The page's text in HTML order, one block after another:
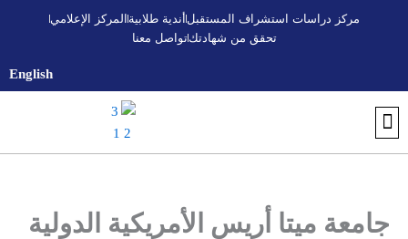
مركز دراسات استشراف المستقبلأندية طلابية المركز الإعلامي
تحقق من شهادتكتواصل معنا
English
جامعة ميتا أريس الأمريكية الدولية